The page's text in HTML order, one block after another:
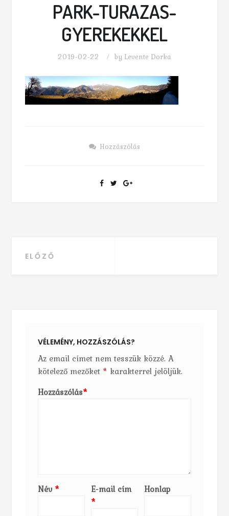
PARK-TURAZAS-
GYEREKEKKEL
2019-02-22 by Levente Dorka
Hozzászólás
Bejegyzés navigáció
ELŐZŐ
VÉLEMÉNY, HOZZÁSZÓLÁS?
Az email címet nem tesszük közzé. A
kötelező mezőket * karakterrel jelöljük.
Hozzászólás*
Név *
E-mail cím
*
Honlap